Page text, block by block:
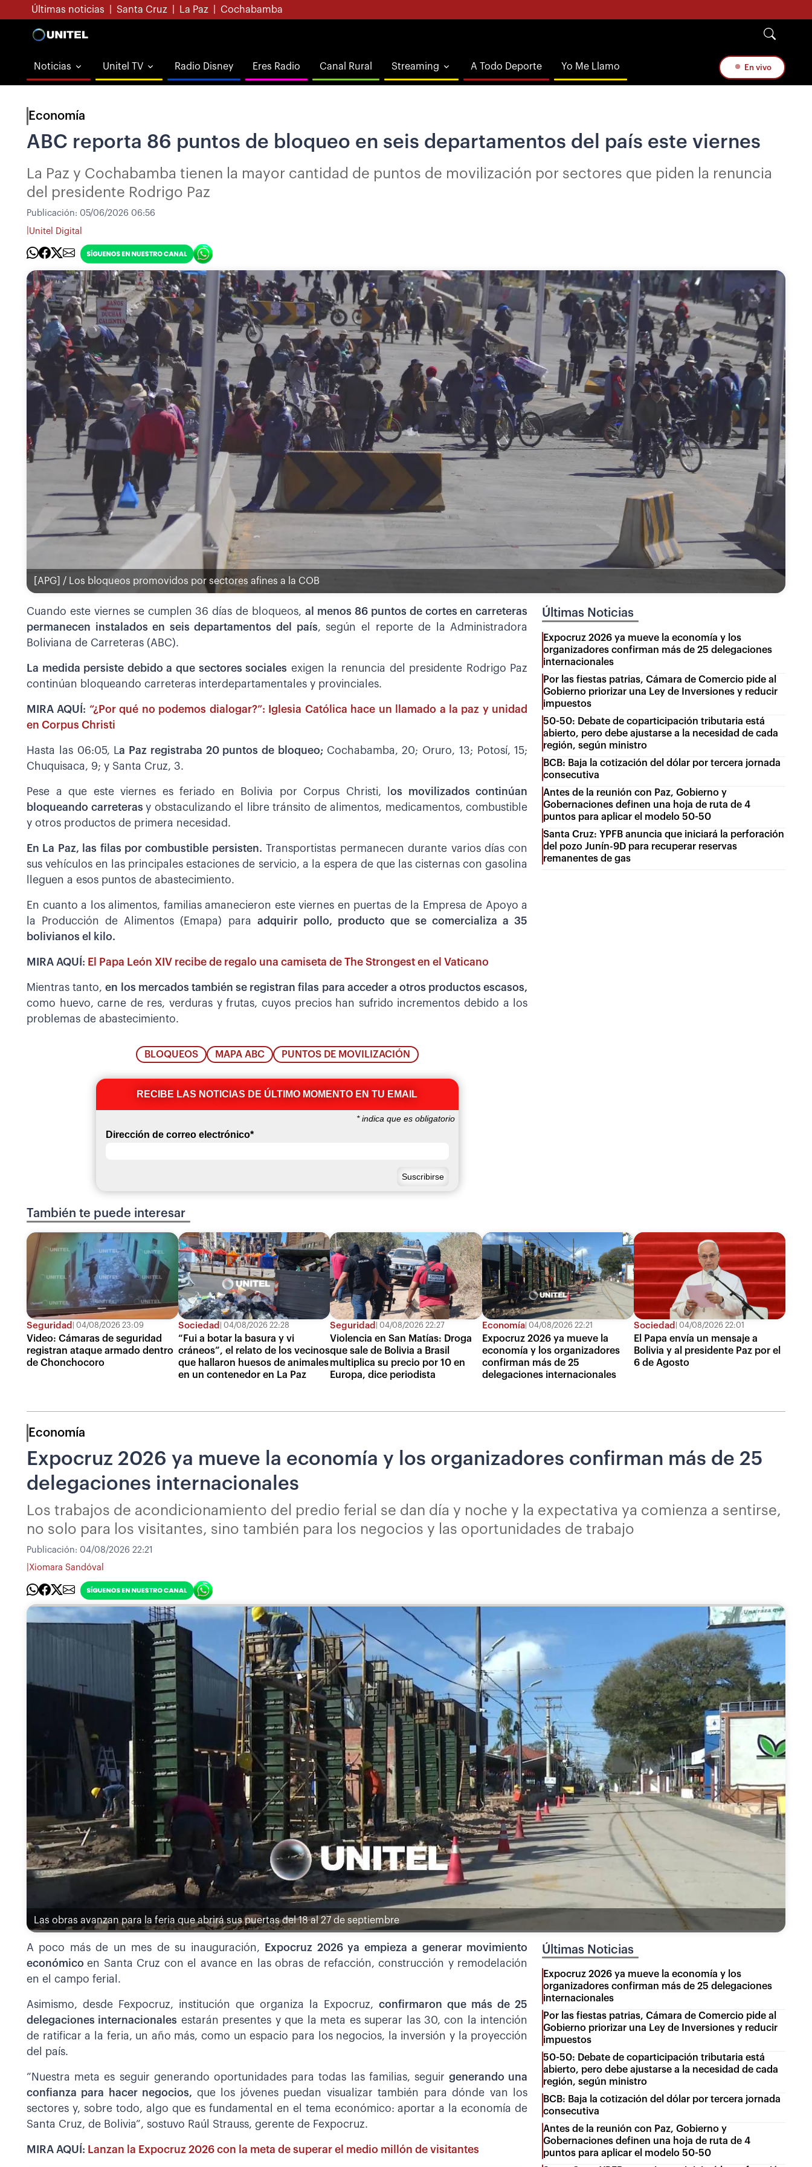
Últimas noticias Santa Cruz La Paz Cochabamba
Noticias Unitel TV Radio Disney Eres Radio Canal Rural Streaming A Todo Deporte Yo Me Llamo En vivo
Economía
ABC reporta 86 puntos de bloqueo en seis departamentos del país este viernes
La Paz y Cochabamba tienen la mayor cantidad de puntos de movilización por sectores que piden la renuncia
del presidente Rodrigo Paz
Publicación: 05/06/2026 06:56
Unitel Digital
[APG] / Los bloqueos promovidos por sectores afines a la COB
Cuando este viernes se cumplen 36 días de bloqueos,al menos 86 puntos de cortes en carreteras
permanecen instalados en seis departamentos del país, según el reporte de la Administradora
Boliviana de Carreteras (ABC).
La medida persiste debido a que sectores sociales exigen la renuncia del presidente Rodrigo Paz
continúan bloqueando carreteras interdepartamentales y provinciales.
MIRA AQUÍ: “¿Por qué no podemos dialogar?”: Iglesia Católica hace un llamado a la paz y unidad
en Corpus Christi
Hasta las 06:05, La Paz registraba 20 puntos de bloqueo; Cochabamba, 20; Oruro, 13; Potosí, 15;
Chuquisaca, 9; y Santa Cruz, 3.
Pese a que este viernes es feriado en Bolivia por Corpus Christi, los movilizados continúan
bloqueando carreterasy obstaculizando el libre tránsito de alimentos, medicamentos, combustible
y otros productos de primera necesidad.
En La Paz, las filas por combustible persisten. Transportistas permanecen durante varios días con
sus vehículos en las principales estaciones de servicio, a la espera de que las cisternas con gasolina
lleguen a esos puntos de abastecimiento.
En cuanto a los alimentos, familias amanecieron este viernes en puertas de la Empresa de Apoyo a
la Producción de Alimentos (Emapa) para adquirir pollo, producto que se comercializa a 35
bolivianos el kilo.
MIRA AQUÍ: El Papa León XIV recibe de regalo una camiseta de The Strongest en el Vaticano
Mientras tanto,en los mercados también se registran filas para acceder a otros productos escasos,
como huevo, carne de res, verduras y frutas, cuyos precios han sufrido incrementos debido a los
problemas de abastecimiento.
BLOQUEOS MAPA ABC PUNTOS DE MOVILIZACIÓN
RECIBE LAS NOTICIAS DE ÚLTIMO MOMENTO EN TU EMAIL
*indica que es obligatorio
Dirección de correo electrónico*
Últimas Noticias
Expocruz 2026 ya mueve la economía y los
organizadores confirman más de 25 delegaciones
internacionales
Por las fiestas patrias, Cámara de Comercio pide al
Gobierno priorizar una Ley de Inversiones y reducir
impuestos
50-50: Debate de coparticipación tributaria está
abierto, pero debe ajustarse a la necesidad de cada
región, según ministro
BCB: Baja la cotización del dólar por tercera jornada
consecutiva
Antes de la reunión con Paz, Gobierno y
Gobernaciones definen una hoja de ruta de 4
puntos para aplicar el modelo 50-50
Santa Cruz: YPFB anuncia que iniciará la perforación
del pozo Junín-9D para recuperar reservas
remanentes de gas
También te puede interesar
Seguridad 04/08/2026 23:09
Video: Cámaras de seguridad
registran ataque armado dentro
de Chonchocoro
Sociedad 04/08/2026 22:28
“Fui a botar la basura y vi
cráneos”, el relato de los vecinos
que hallaron huesos de animales
en un contenedor en La Paz
Seguridad 04/08/2026 22:27
Violencia en San Matías: Droga
que sale de Bolivia a Brasil
multiplica su precio por 10 en
Europa, dice periodista
Economía 04/08/2026 22:21
Expocruz 2026 ya mueve la
economía y los organizadores
confirman más de 25
delegaciones internacionales
Sociedad 04/08/2026 22:01
El Papa envía un mensaje a
Bolivia y al presidente Paz por el
6 de Agosto
Economía
Expocruz 2026 ya mueve la economía y los organizadores confirman más de 25
delegaciones internacionales
Los trabajos de acondicionamiento del predio ferial se dan día y noche y la expectativa ya comienza a sentirse,
no solo para los visitantes, sino también para los negocios y las oportunidades de trabajo
Publicación: 04/08/2026 22:21
Xiomara Sandóval
Las obras avanzan para la feria que abrirá sus puertas del 18 al 27 de septiembre
A poco más de un mes de su inauguración,
Expocruz 2026 ya empieza a generar movimiento
económicoen Santa Cruz con el avance en las obras de refacción, construcción y remodelación
en el campo ferial.
Asimismo, desde Fexpocruz, institución que organiza la Expocruz,confirmaron que más de 25
delegaciones internacionales estarán presentes y que la meta es superar las 30, con la intención
de ratificar a la feria, un año más, como un espacio para los negocios, la inversión y la proyección
del país.
”Nuestra meta es seguir generando oportunidades para todas las familias, seguirgenerando una
confianza para hacer negocios, que los jóvenes puedan visualizar también para dónde van los
sectores y, sobre todo, algo que es fundamental en el tema económico: aportar a la economía de
Santa Cruz, de Bolivia”, sostuvo Raúl Strauss, gerente de Fexpocruz.
MIRA AQUÍ: Lanzan la Expocruz 2026 con la meta de superar el medio millón de visitantes
Últimas Noticias
Expocruz 2026 ya mueve la economía y los
organizadores confirman más de 25 delegaciones
internacionales
Por las fiestas patrias, Cámara de Comercio pide al
Gobierno priorizar una Ley de Inversiones y reducir
impuestos
50-50: Debate de coparticipación tributaria está
abierto, pero debe ajustarse a la necesidad de cada
región, según ministro
BCB: Baja la cotización del dólar por tercera jornada
consecutiva
Antes de la reunión con Paz, Gobierno y
Gobernaciones definen una hoja de ruta de 4
puntos para aplicar el modelo 50-50